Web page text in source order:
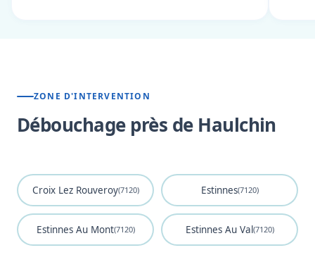
ZONE D'INTERVENTION
Débouchage près de Haulchin
Croix Lez Rouveroy(7120) Estinnes(7120)
Estinnes Au Mont(7120) Estinnes Au Val(7120)